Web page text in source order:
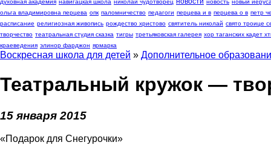
ольга владимировна перцева опк паломничество педагоги перцева и в перцева о в петр
расписание религиозная живопись рождество христово святитель николай свято троице
творчество театральная студия сказка тигры третьяковская галерея хор таганских кадет
краеведения элинор фарджон ярмарка
Воскресная школа для детей » Дополнительное
Театральный кружок —
15 января 2015
«Подарок для Снегурочки»